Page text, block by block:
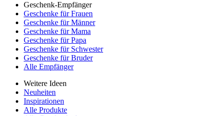
Geschenk-Empfänger
Geschenke für Frauen
Geschenke für Männer
Geschenke für Mama
Geschenke für Papa
Geschenke für Schwester
Geschenke für Bruder
Alle Empfänger
Weitere Ideen
Neuheiten
Inspirationen
Alle Produkte